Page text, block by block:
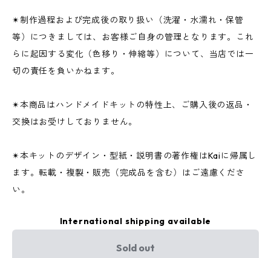
✴︎制作過程および完成後の取り扱い（洗濯・水濡れ・保管
等）につきましては、お客様ご自身の管理となります。これ
らに起因する変化（色移り・伸縮等）について、当店では一
切の責任を負いかねます。
✴︎本商品はハンドメイドキットの特性上、ご購入後の返品・
交換はお受けしておりません。
✴︎本キットのデザイン・型紙・説明書の著作権はKaiに帰属し
ます。転載・複製・販売（完成品を含む）はご遠慮くださ
い。
International shipping available
Sold out